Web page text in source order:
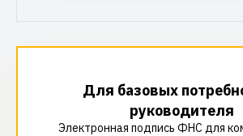
Для базовых
руководителя
Электронная подпись ФНС для